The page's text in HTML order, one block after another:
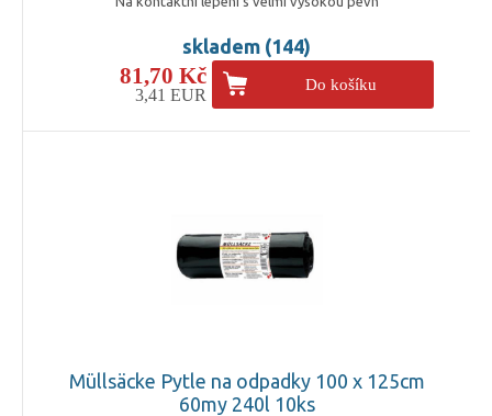
skladem (144)
81,70 Kč
3,41 EUR
Do košíku
Müllsäcke Pytle na odpadky 100 x 125cm
60my 240l 10ks